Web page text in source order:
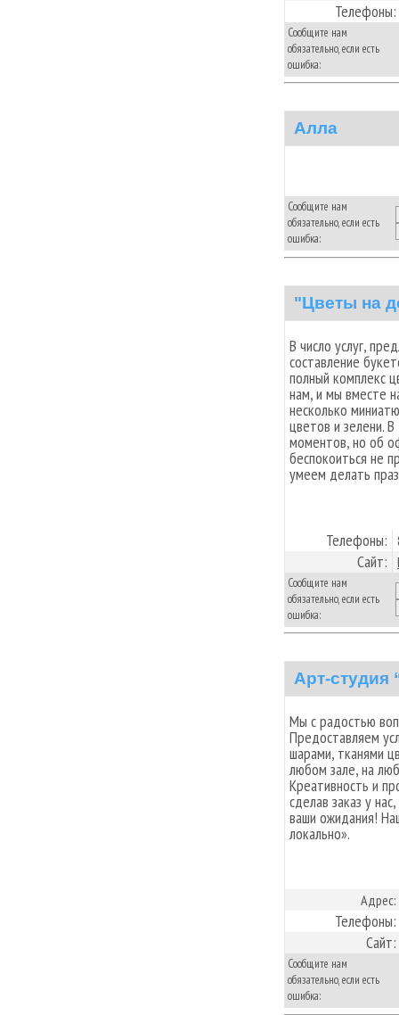
Телефоны:
Сообщите нам
обязательно, если есть
ошибка:
Алла
Сообщите нам
обязательно, если есть
ошибка:
"Цветы на
В число услуг,
составление
полный комплекс
нам, и мы вместе
несколько
цветов и зелени.
моментов, но об
беспокоиться не
умеем делать
Телефоны:
Сайт:
Сообщите нам
обязательно, если есть
ошибка:
Арт-студия
Мы с радостью
Предоставляем
шарами, тканями
любом зале, на
Креативность и
сделав заказ у
ваши ожидания!
локально».
Адрес:
Телефоны:
Сайт:
Сообщите нам
обязательно, если есть
ошибка: